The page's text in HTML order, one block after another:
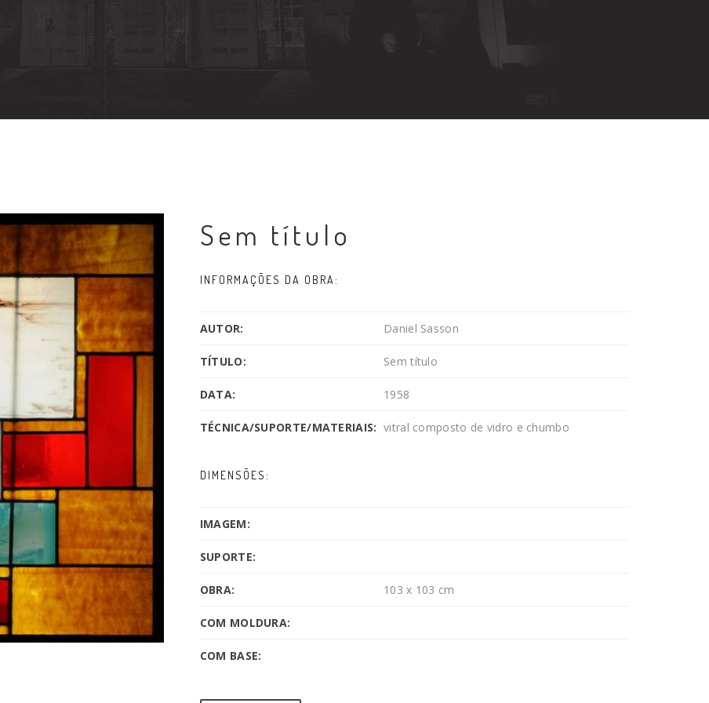
Sem título
INFORMAÇÕES DA OBRA:
AUTOR: Daniel Sasson
TÍTULO: Sem título
DATA: 1958
TÉCNICA/SUPORTE/MATERIAIS: vitral composto de vidro e chumbo
DIMENSÕES:
IMAGEM:
SUPORTE:
OBRA: 103 x 103 cm
COM MOLDURA:
COM BASE: